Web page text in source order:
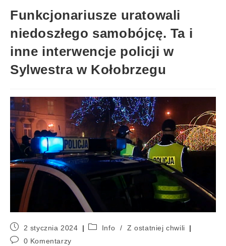
Funkcjonariusze uratowali
niedoszłego samobójcę. Ta i
inne interwencje policji w
Sylwestra w Kołobrzegu
2 stycznia 2024 Info /
Z ostatniej chwili
0 Komentarzy